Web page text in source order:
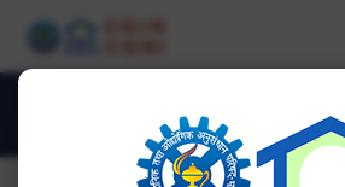
Funding
You are